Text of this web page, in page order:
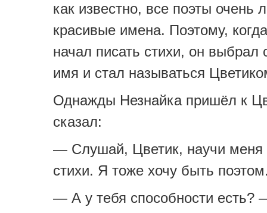
как известно, все поэты очень
красивые имена. Поэтому,
начал писать стихи, он выбрал
имя и стал называться
Однажды Незнайка пришёл к
сказал:
— Слушай, Цветик, научи меня
стихи. Я тоже хочу быть
— А у тебя способности есть?